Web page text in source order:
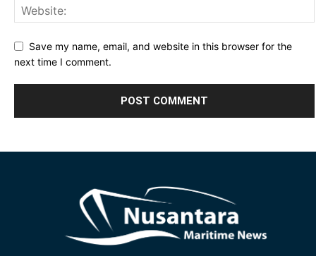
Save my name, email, and website in this browser for the
next time I comment.